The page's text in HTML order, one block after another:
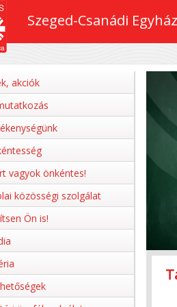
Szeged-Csanádi
akciók
vagyok önkéntes!
közösségi szolgálat
Ön is!